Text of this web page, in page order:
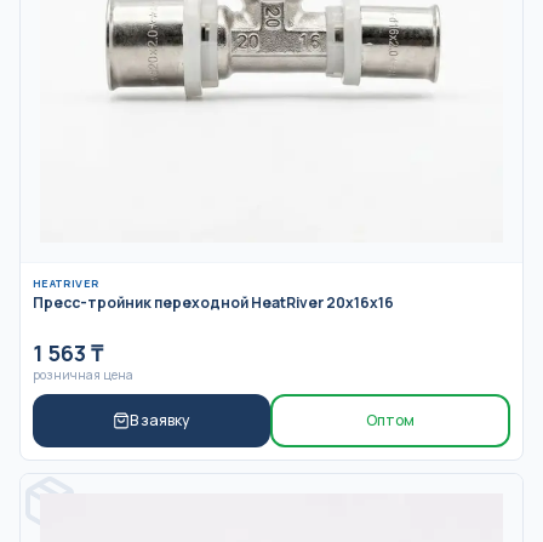
HEATRIVER
Пресс-тройник переходной HeatRiver 20x16x16
1 563 ₸
розничная цена
В заявку Оптом